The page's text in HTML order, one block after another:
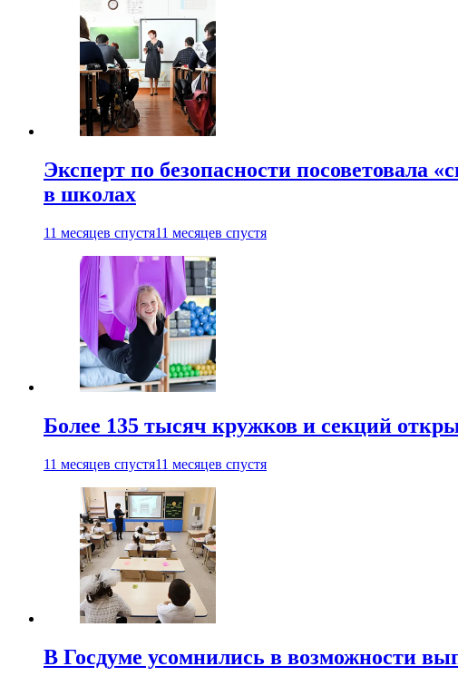
Эксперт по безопасности посоветовала
в школах
11 месяцев спустя11 месяцев спустя
Более 135 тысяч кружков и секций
11 месяцев спустя11 месяцев спустя
В Госдуме усомнились в возможности